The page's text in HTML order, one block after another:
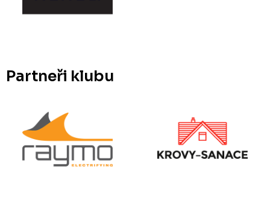
Partneři klubu